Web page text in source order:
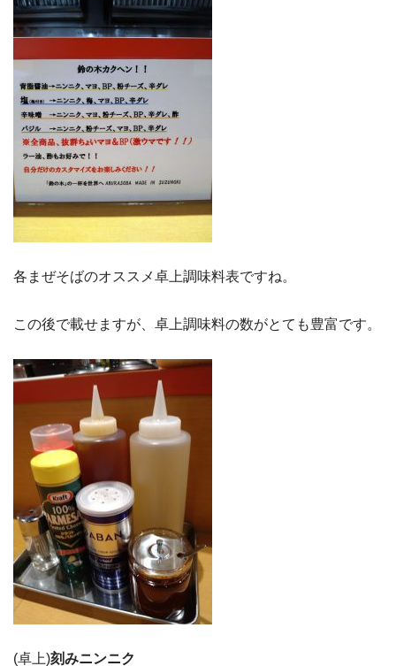
各まぜそばのオススメ卓上調味料表ですね。
この後で載せますが、卓上調味料の数がとても豊富です。
(卓上)刻みニンニク